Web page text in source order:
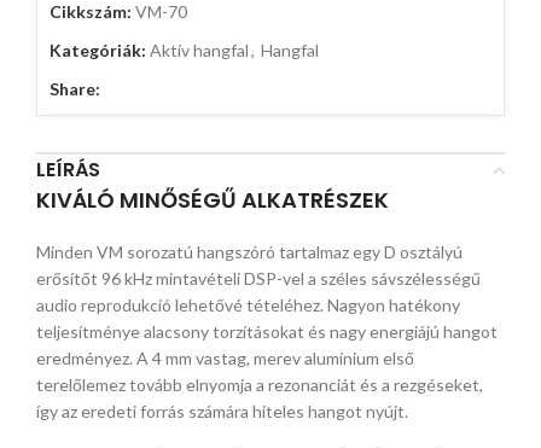
Cikkszám: VM-70
Kategóriák: Aktív hangfal, Hangfal
Share:
LEÍRÁS
KIVÁLÓ MINŐSÉGŰ ALKATRÉSZEK
Minden VM sorozatú hangszóró tartalmaz egy D osztályú
erősítőt 96 kHz mintavételi DSP-vel a széles sávszélességű
audio reprodukció lehetővé tételéhez. Nagyon hatékony
teljesítménye alacsony torzításokat és nagy energiájú hangot
eredményez. A 4 mm vastag, merev alumínium első
terelőlemez tovább elnyomja a rezonanciát és a rezgéseket,
így az eredeti forrás számára hiteles hangot nyújt.